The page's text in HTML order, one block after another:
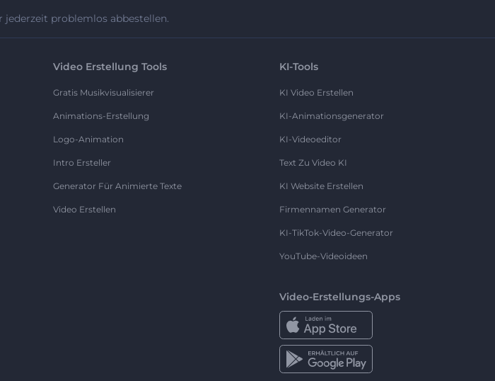
jederzeit problemlos abbestellen.
Video Erstellung Tools
Gratis Musikvisualisierer
Animations-Erstellung
Logo-Animation
Intro Ersteller
Generator Für Animierte Texte
Video Erstellen
KI-Tools
KI Video Erstellen
KI-Animationsgenerator
KI-Videoeditor
Text Zu Video KI
KI Website Erstellen
Firmennamen Generator
KI-TikTok-Video-Generator
YouTube-Videoideen
Video-Erstellungs-Apps